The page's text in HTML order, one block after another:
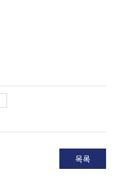
목록